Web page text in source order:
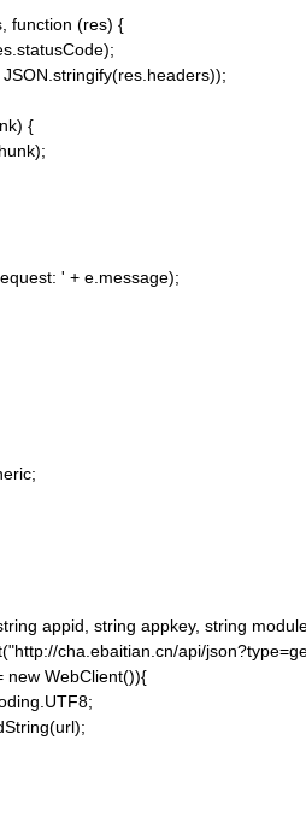
function (res) {
{
' + e.message);
appid, string appkey, string
cha.ebaitian.cn/api/
= new WebClient()){